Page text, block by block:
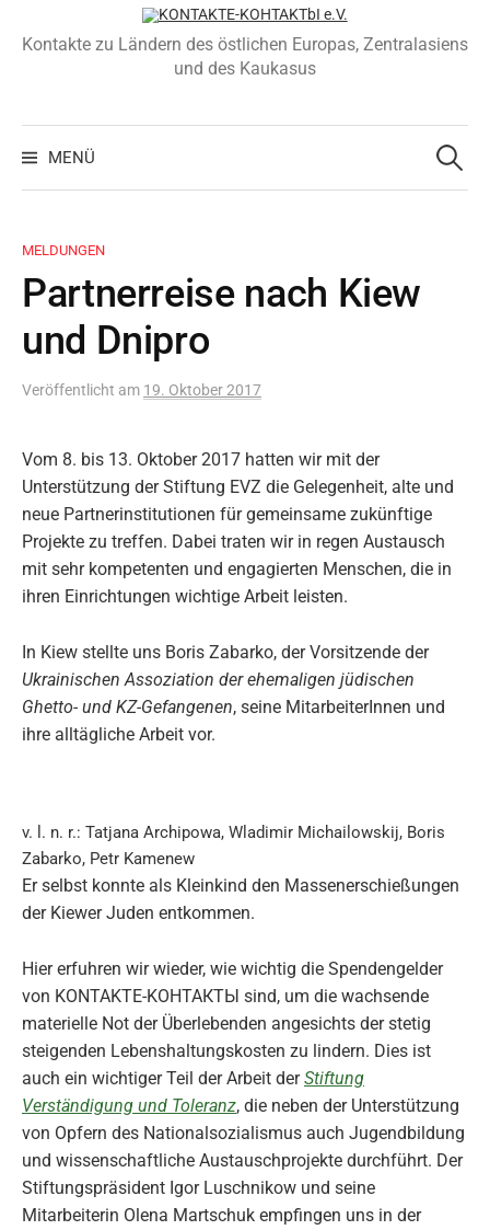
Inhalt
Kontakte zu Ländern des östlichen Europas, Zentralasiens
und des Kaukasus
MENÜ
Suchen
nach:
MELDUNGEN
Partnerreise nach Kiew
und Dnipro
Veröffentlicht am 19. Oktober 2017
Vom 8. bis 13. Oktober 2017 hatten wir mit der
Unterstützung der Stiftung EVZ die Gelegenheit, alte und
neue Partnerinstitutionen für gemeinsame zukünftige
Projekte zu treffen. Dabei traten wir in regen Austausch
mit sehr kompetenten und engagierten Menschen, die in
ihren Einrichtungen wichtige Arbeit leisten.
In Kiew stellte uns Boris Zabarko, der Vorsitzende der
Ukrainischen Assoziation der ehemaligen jüdischen
Ghetto- und KZ-Gefangenen, seine MitarbeiterInnen und
ihre alltägliche Arbeit vor.
v. l. n. r.: Tatjana Archipowa, Wladimir Michailowskij, Boris
Zabarko, Petr Kamenew
Er selbst konnte als Kleinkind den Massenerschießungen
der Kiewer Juden entkommen.
Hier erfuhren wir wieder, wie wichtig die Spendengelder
von KONTAKTE-KОНТАКТЫ sind, um die wachsende
materielle Not der Überlebenden angesichts der stetig
steigenden Lebenshaltungskosten zu lindern. Dies ist
auch ein wichtiger Teil der Arbeit derStiftung
Verständigung und Toleranz, die neben der Unterstützung
von Opfern des Nationalsozialismus auch Jugendbildung
und wissenschaftliche Austauschprojekte durchführt. Der
Stiftungspräsident Igor Luschnikow und seine
Mitarbeiterin Olena Martschuk empfingen uns in der